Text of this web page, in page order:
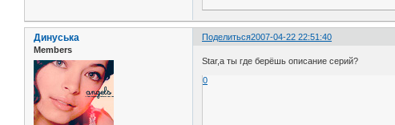
Поделиться2007-04-22 22:51:40
Динуська
Members
Star,а ты где берёшь описание серий?
0